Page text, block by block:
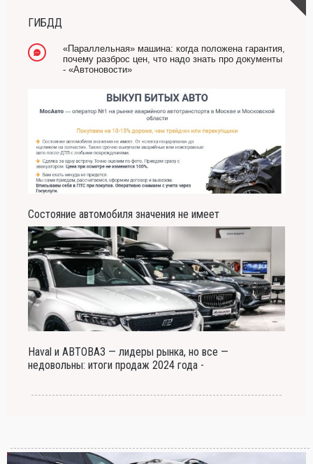
-- Лучшее, что можно сделать с хорошим советом, это пропустить его мимо ушей.
Он никогда не бывает полезен никому, кроме того, кто его дал.
ГИБДД
«Параллельная» машина: когда положена гарантия,
почему разброс цен, что надо знать про документы
- «Автоновости»
Состояние автомобиля значения не имеет
Haval и АВТОВАЗ — лидеры рынка, но все —
недовольны: итоги продаж 2024 года -